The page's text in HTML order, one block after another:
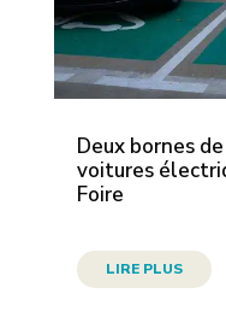
Deux bornes
voitures
Foire
LIRE PLUS